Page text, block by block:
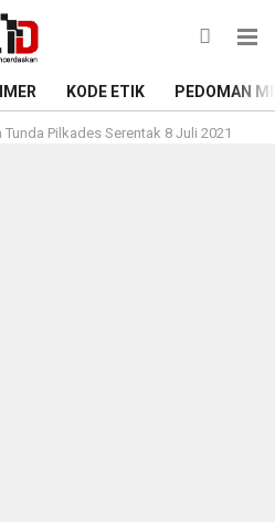
KODE ETIK PEDOMAN
Tunda Pilkades Serentak 8 Juli 2021